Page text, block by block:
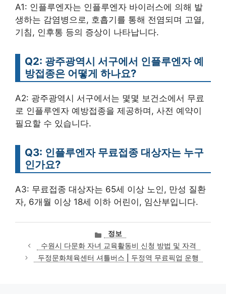
A1: 인플루엔자는 인플루엔자 바이러스에 의해 발
생하는 감염병으로, 호흡기를 통해 전염되며 고열,
기침, 인후통 등의 증상이 나타납니다.
Q2: 광주광역시 서구에서 인플루엔자 예
방접종은 어떻게 하나요?
A2: 광주광역시 서구에서는 몇몇 보건소에서 무료
로 인플루엔자 예방접종을 제공하며, 사전 예약이
필요할 수 있습니다.
Q3: 인플루엔자 무료접종 대상자는 누구
인가요?
A3: 무료접종 대상자는 65세 이상 노인, 만성 질환
자, 6개월 이상 18세 이하 어린이, 임산부입니다.
카
테
고
리
정보
수원시 다문화 자녀 교육활동비 신청 방법 및 자격
두정문화체육센터 셔틀버스 | 두정역 무료픽업 운행